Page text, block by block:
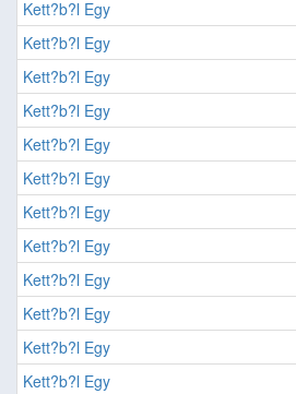
Kett?b?l Egy
Kett?b?l Egy
Kett?b?l Egy
Kett?b?l Egy
Kett?b?l Egy
Kett?b?l Egy
Kett?b?l Egy
Kett?b?l Egy
Kett?b?l Egy
Kett?b?l Egy
Kett?b?l Egy
Kett?b?l Egy